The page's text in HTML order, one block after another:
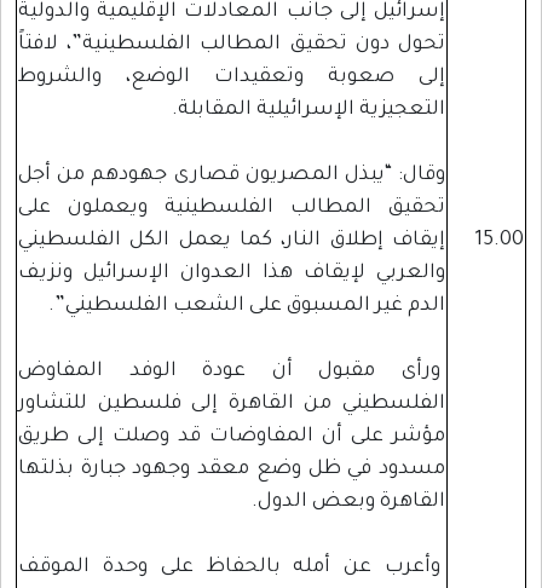
إسرائيل إلى جانب المعادلات الإقليمية والدولية
تحول دون تحقيق المطالب الفلسطينية”، لافتاً
إلى صعوبة وتعقيدات الوضع، والشروط
التعجيزية الإسرائيلية المقابلة.
وقال: “يبذل المصريون قصارى جهودهم من أجل
تحقيق المطالب الفلسطينية ويعملون على
إيقاف إطلاق النار، كما يعمل الكل الفلسطيني
والعربي لإيقاف هذا العدوان الإسرائيل ونزيف
الدم غير المسبوق على الشعب الفلسطيني”.
ورأى مقبول أن عودة الوفد المفاوض
الفلسطيني من القاهرة إلى فلسطين للتشاور
مؤشر على أن المفاوضات قد وصلت إلى طريق
مسدود في ظل وضع معقد وجهود جبارة بذلتها
القاهرة وبعض الدول.
وأعرب عن أمله بالحفاظ على وحدة الموقف
15.00